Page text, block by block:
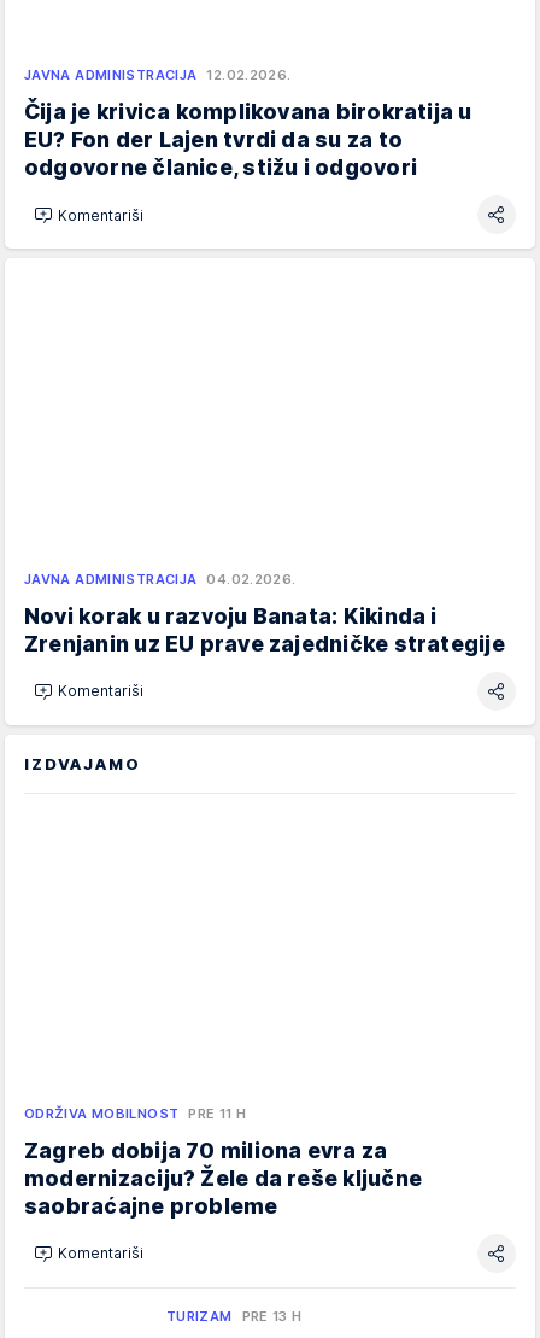
JAVNA ADMINISTRACIJA 12.02.2026.
Čija je krivica komplikovana birokratija u
EU? Fon der Lajen tvrdi da su za to
odgovorne članice, stižu i odgovori
Komentariši
JAVNA ADMINISTRACIJA 04.02.2026.
Novi korak u razvoju Banata: Kikinda i
Zrenjanin uz EU prave zajedničke strategije
Komentariši
IZDVAJAMO
ODRŽIVA MOBILNOST PRE 11 H
Zagreb dobija 70 miliona evra za
modernizaciju? Žele da reše ključne
saobraćajne probleme
Komentariši
TURIZAM PRE 13 H